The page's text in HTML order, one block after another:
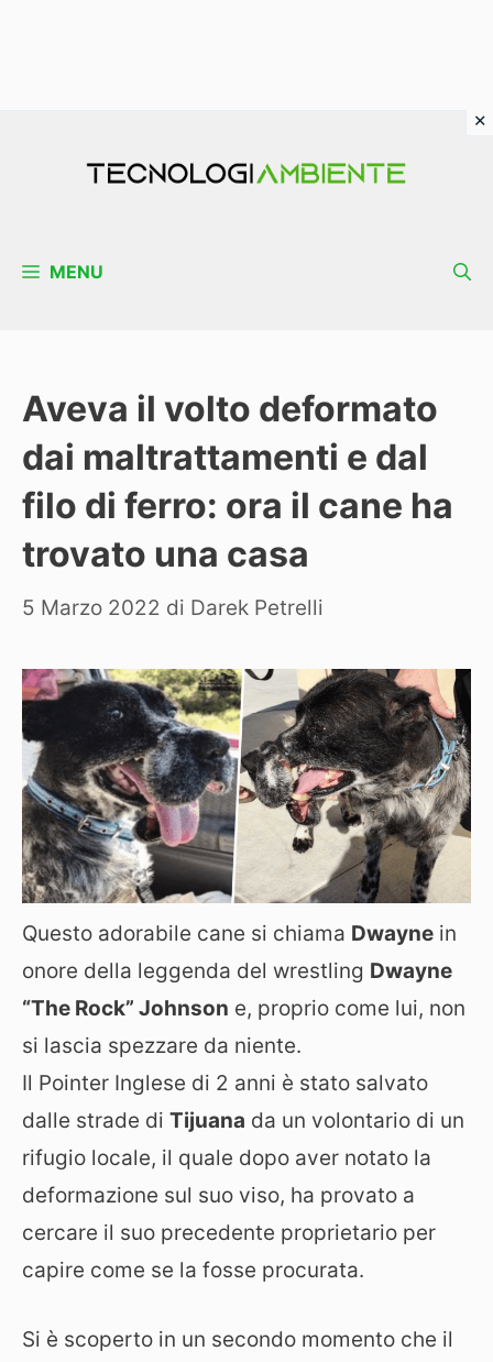
MENU
Aveva il volto deformato
dai maltrattamenti e dal
filo di ferro: ora il cane ha
trovato una casa
5 Marzo 2022 di Darek Petrelli
Questo adorabile cane si chiama Dwayne in
onore della leggenda del wrestling Dwayne
“The Rock” Johnson e, proprio come lui, non
si lascia spezzare da niente.
Il Pointer Inglese di 2 anni è stato salvato
dalle strade di Tijuana da un volontario di un
rifugio locale, il quale dopo aver notato la
deformazione sul suo viso, ha provato a
cercare il suo precedente proprietario per
capire come se la fosse procurata.
Si è scoperto in un secondo momento che il